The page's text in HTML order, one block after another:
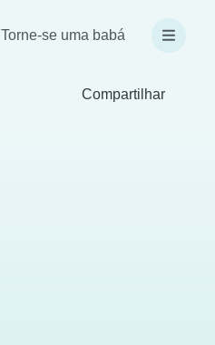
Torne-se uma babá
Compartilhar